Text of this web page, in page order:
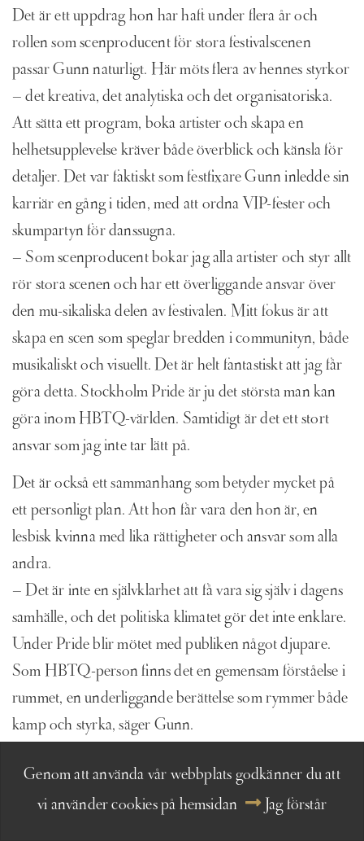
Genom att använda vår webbplats godkänner du att
vi använder cookies på hemsidan
Jag förstår
Det är ett uppdrag hon har haft under flera år och
rollen som scenproducent för stora festivalscenen
passar Gunn naturligt. Här möts flera av hennes styrkor
– det kreativa, det analytiska och det organisatoriska.
Att sätta ett program, boka artister och skapa en
helhetsupplevelse kräver både överblick och känsla för
detaljer. Det var faktiskt som festfixare Gunn inledde sin
karriär en gång i tiden, med att ordna VIP-fester och
skumpartyn för danssugna.
– Som scenproducent bokar jag alla artister och styr allt
rör stora scenen och har ett överliggande ansvar över
den mu-sikaliska delen av festivalen. Mitt fokus är att
skapa en scen som speglar bredden i communityn, både
musikaliskt och visuellt. Det är helt fantastiskt att jag får
göra detta. Stockholm Pride är ju det största man kan
göra inom HBTQ-världen. Samtidigt är det ett stort
ansvar som jag inte tar lätt på.
Det är också ett sammanhang som betyder mycket på
ett personligt plan. Att hon får vara den hon är, en
lesbisk kvinna med lika rättigheter och ansvar som alla
andra.
– Det är inte en självklarhet att få vara sig själv i dagens
samhälle, och det politiska klimatet gör det inte enklare.
Under Pride blir mötet med publiken något djupare.
Som HBTQ-person finns det en gemensam förståelse i
rummet, en underliggande berättelse som rymmer både
kamp och styrka, säger Gunn.